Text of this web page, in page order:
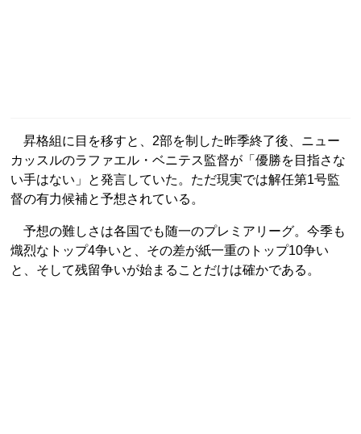
昇格組に目を移すと、2部を制した昨季終了後、ニュー
カッスルのラファエル・ベニテス監督が「優勝を目指さな
い手はない」と発言していた。ただ現実では解任第1号監
督の有力候補と予想されている。
予想の難しさは各国でも随一のプレミアリーグ。今季も
熾烈なトップ4争いと、その差が紙一重のトップ10争い
と、そして残留争いが始まることだけは確かである。